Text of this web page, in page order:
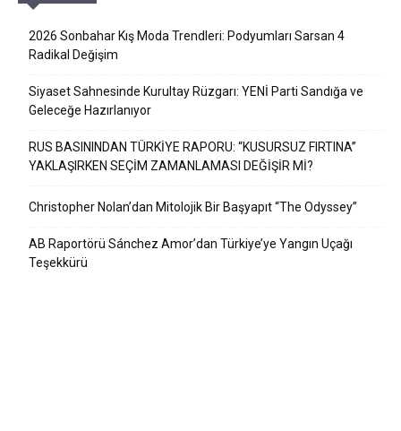
2026 Sonbahar Kış Moda Trendleri: Podyumları Sarsan 4
Radikal Değişim
Siyaset Sahnesinde Kurultay Rüzgarı: YENİ Parti Sandığa ve
Geleceğe Hazırlanıyor
RUS BASININDAN TÜRKİYE RAPORU: “KUSURSUZ FIRTINA”
YAKLAŞIRKEN SEÇİM ZAMANLAMASI DEĞİŞİR Mİ?
Christopher Nolan’dan Mitolojik Bir Başyapıt “The Odyssey”
AB Raportörü Sánchez Amor’dan Türkiye’ye Yangın Uçağı
Teşekkürü